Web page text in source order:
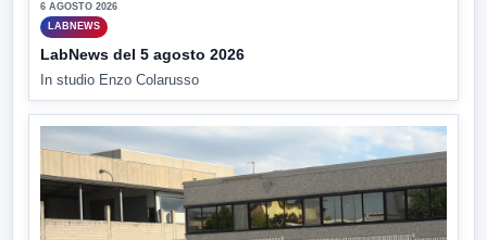
6 AGOSTO 2026
LABNEWS
LabNews del 5 agosto 2026
In studio Enzo Colarusso